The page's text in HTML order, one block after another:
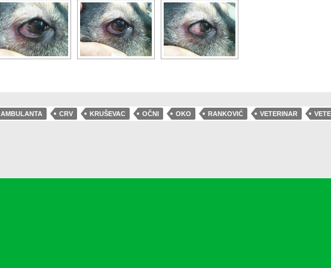
AMBULANTA CRV KRUŠEVAC OČNI OKO RANKOVIĆ VETERINAR